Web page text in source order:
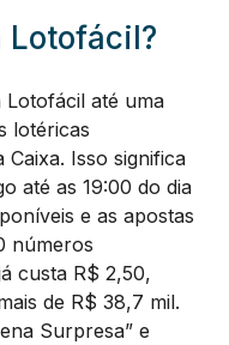
Lotofácil?
até uma
lotéricas
Isso significa
até as 19:00 do dia
e as apostas
números
custa R$ 2,50,
de R$ 38,7 mil.
Surpresa” e